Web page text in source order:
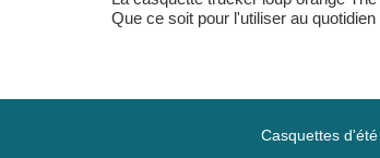
Que ce soit pour l'utiliser au
Casquettes d'été